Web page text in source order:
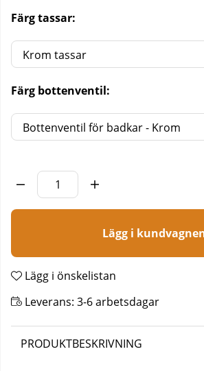
Färg tassar:
Färg bottenventil:
Lägg i
Lägg i önskelistan
Leverans: 3-6 arbetsdagar
PRODUKTBESKRIVNING